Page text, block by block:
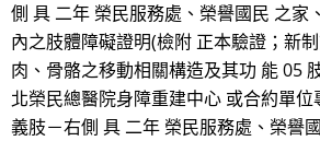
側 具 二年 榮民服務處、榮譽國民 之家
內之肢體障礙證明(檢附 正本驗證；新
肉、骨骼之移動相關構造及其功 能 05
北榮民總醫院身障重建中心 或合約單
義肢－右側 具 二年 榮民服務處、榮譽